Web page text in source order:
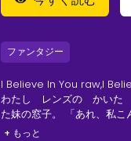
ファンタジー
I Believe In You raw,I
わたし レンズの かいた
た妹の窓子。 「あれ、私こ
不思議な世界。 右も左も
+ もっと